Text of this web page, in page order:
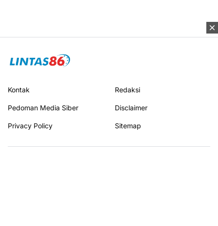
Kontak Redaksi
Pedoman Media Siber Disclaimer
Privacy Policy Sitemap